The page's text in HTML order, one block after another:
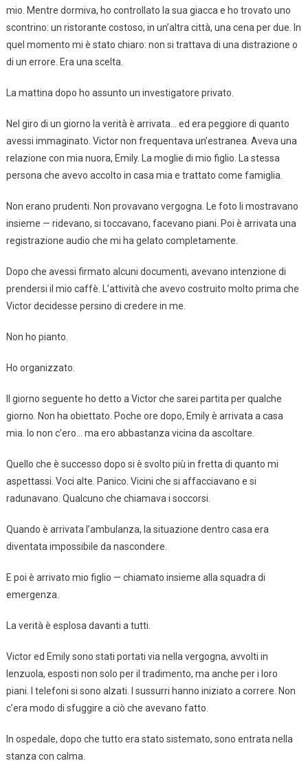
mio. Mentre dormiva, ho controllato la sua giacca e ho trovato uno
scontrino: un ristorante costoso, in un’altra città, una cena per due. In
quel momento mi è stato chiaro: non si trattava di una distrazione o
di un errore. Era una scelta.
La mattina dopo ho assunto un investigatore privato.
Nel giro di un giorno la verità è arrivata… ed era peggiore di quanto
avessi immaginato. Victor non frequentava un’estranea. Aveva una
relazione con mia nuora, Emily. La moglie di mio figlio. La stessa
persona che avevo accolto in casa mia e trattato come famiglia.
Non erano prudenti. Non provavano vergogna. Le foto li mostravano
insieme — ridevano, si toccavano, facevano piani. Poi è arrivata una
registrazione audio che mi ha gelato completamente.
Dopo che avessi firmato alcuni documenti, avevano intenzione di
prendersi il mio caffè. L’attività che avevo costruito molto prima che
Victor decidesse persino di credere in me.
Non ho pianto.
Ho organizzato.
Il giorno seguente ho detto a Victor che sarei partita per qualche
giorno. Non ha obiettato. Poche ore dopo, Emily è arrivata a casa
mia. Io non c’ero… ma ero abbastanza vicina da ascoltare.
Quello che è successo dopo si è svolto più in fretta di quanto mi
aspettassi. Voci alte. Panico. Vicini che si affacciavano e si
radunavano. Qualcuno che chiamava i soccorsi.
Quando è arrivata l’ambulanza, la situazione dentro casa era
diventata impossibile da nascondere.
E poi è arrivato mio figlio — chiamato insieme alla squadra di
emergenza.
La verità è esplosa davanti a tutti.
Victor ed Emily sono stati portati via nella vergogna, avvolti in
lenzuola, esposti non solo per il tradimento, ma anche per i loro
piani. I telefoni si sono alzati. I sussurri hanno iniziato a correre. Non
c’era modo di sfuggire a ciò che avevano fatto.
In ospedale, dopo che tutto era stato sistemato, sono entrata nella
stanza con calma.